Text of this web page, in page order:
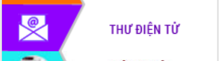
Định vị cà phê Việt Nam như một “di
sản sống” trong dòng chảy toàn cầu
Xây dựng nông thôn mới: Nâng cao đời
sống người dân từ những mô hình thiết
thực